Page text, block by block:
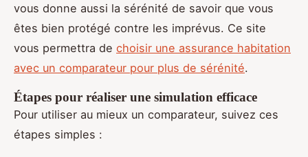
vous donne aussi la sérénité de savoir que vous
êtes bien protégé contre les imprévus. Ce site
vous permettra de choisir une assurance habitation
avec un comparateur pour plus de sérénité.
Étapes pour réaliser une simulation efficace
Pour utiliser au mieux un comparateur, suivez ces
étapes simples :